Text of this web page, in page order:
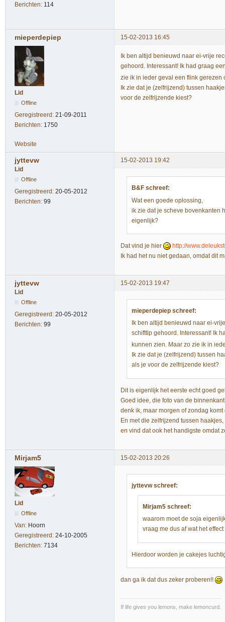
Berichten: 114
mieperdepiep 15-02-2013 16:45
Lid
Offline
Geregistreerd: 21-09-2011
Berichten: 1750
Ik ben altijd benieuwd naar ei-vrije
gehoord. Interessant! Ik had graag
zie ik in ieder geval een flink gerezen
Ik zie dat je (zelfrijzend) tussen
voor de zelfrijzende kiest?
Website
jyttevw
15-02-2013 19:42
Lid
Offline
Geregistreerd: 20-05-2012
Berichten: 99
B&F schreef:
Wat een goede oplossing,
ik zie dat je scheve bovenkanten
eigenlijk?
Dat vind je hier
http://
Ik had het nu niet gedaan, omdat dit
jyttevw
15-02-2013 19:47
Lid
Offline
Geregistreerd: 20-05-2012
Berichten: 99
mieperdepiep schreef:
Ik ben altijd benieuwd naar ei-
schifttip gehoord. Interessant! Ik
kunnen zien. Maar zo zie ik in
Ik zie dat je (zelfrijzend) tussen
als je voor de zelfrijzende kiest?
Dit is eigenlijk het eerste echt goed
Goed idee, die foto van de
denk ik, maar morgen of zondag komt
En met die zelfrijzend tussen
en vind dat ook het handigste omdat
Mirjam5 15-02-2013 20:26
Lid
Offline
Van: Hoorn
Geregistreerd: 24-10-2005
Berichten: 7134
jyttevw schreef:
Mirjam5 schreef:
waarom moet de soja
vraag me dus af wat het
Hierdoor worden je cakejes
dan ga ik dat dus zeker proberen!!
If life gives you lemons, make lemoncurd.